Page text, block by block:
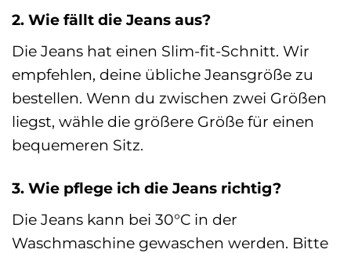
2. Wie fällt die Jeans aus?
Die Jeans hat einen Slim-fit-Schnitt. Wir
empfehlen, deine übliche Jeansgröße zu
bestellen. Wenn du zwischen zwei Größen
liegst, wähle die größere Größe für einen
bequemeren Sitz.
3. Wie pflege ich die Jeans richtig?
Die Jeans kann bei 30°C in der
Waschmaschine gewaschen werden. Bitte